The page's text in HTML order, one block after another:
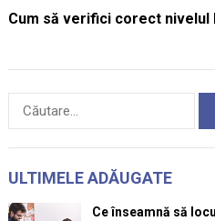
Cum să verifici corect nivelul
Caută
ULTIMELE ADĂUGATE
Ce înseamnă să